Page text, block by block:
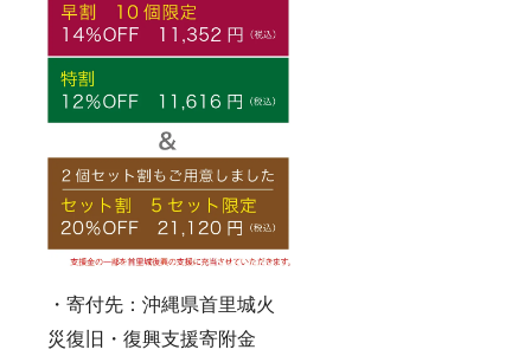
・寄付先：沖縄県首里城火
災復旧・復興支援寄附金